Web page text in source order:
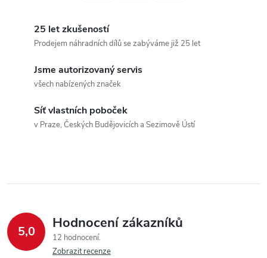
k
y
v
25 let zkušeností
Prodejem náhradních dílů se zabýváme již 25 let
Jsme autorizovaný servis
všech nabízených značek
Síť vlastních poboček
v Praze, Českých Budějovicích a Sezimově Ústí
5,0 Hodnocení zákazníků
12 hodnocení
Zobrazit recenze